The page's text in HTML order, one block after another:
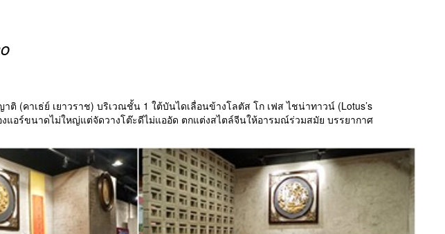
ติ (คาเธ่ย์ เยาวราช) บริเวณชั้น 1 ใต้บันไดเลื่อนข้างโลตัส โก เฟส ไชน่าทาวน์ (Lotus’s
แอร์ขนาดไม่ใหญ่แต่จัดวางโต๊ะดีไม่แออัด ตกแต่งสไตล์จีนให้อารมณ์ร่วมสมัย บรรยากาศ